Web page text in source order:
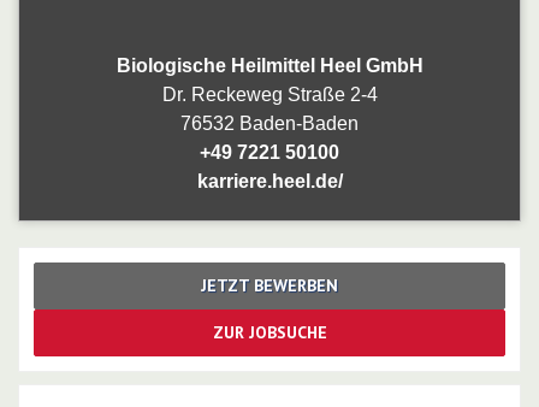
Biologische Heilmittel Heel GmbH
Dr. Reckeweg Straße 2-4
76532 Baden-Baden
+49 7221 50100
karriere.heel.de/
JETZT BEWERBEN
ZUR JOBSUCHE